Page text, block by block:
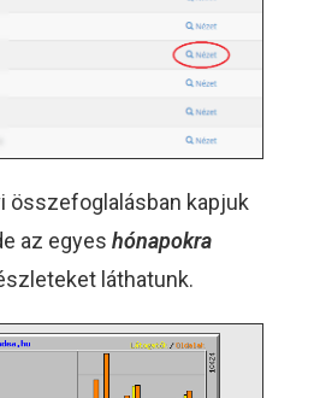
összefoglalásban kapjuk
az egyeshónapokra
láthatunk.